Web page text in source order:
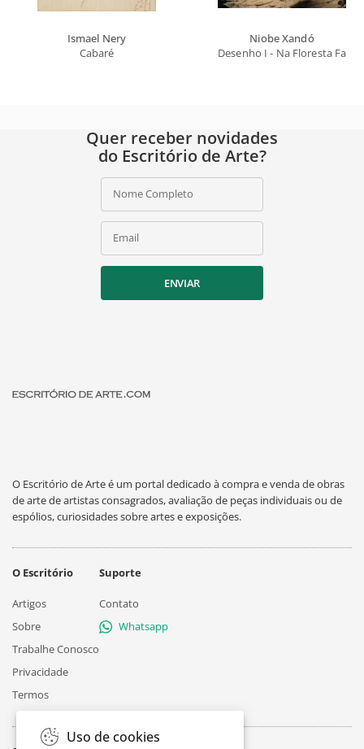
Ismael Nery
Cabaré
Niobe Xandó
Desenho I - Na Floresta
Quer receber novidades
do Escritório de Arte?
Nome Completo
Email
ENVIAR
O Escritório de Arte é um portal dedicado à compra e venda de obras
de arte de artistas consagrados, avaliação de peças individuais ou de
espólios, curiosidades sobre artes e exposições.
O Escritório
Artigos
Sobre
Trabalhe Conosco
Privacidade
Termos
Suporte
Contato
Whatsapp
Uso de cookies